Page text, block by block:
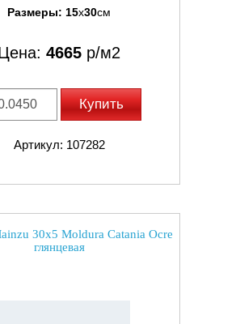
Размеры: 15x30см
4665 р/м2
Купить
Артикул: 107282
30x5 Moldura Catania Ocre
глянцевая